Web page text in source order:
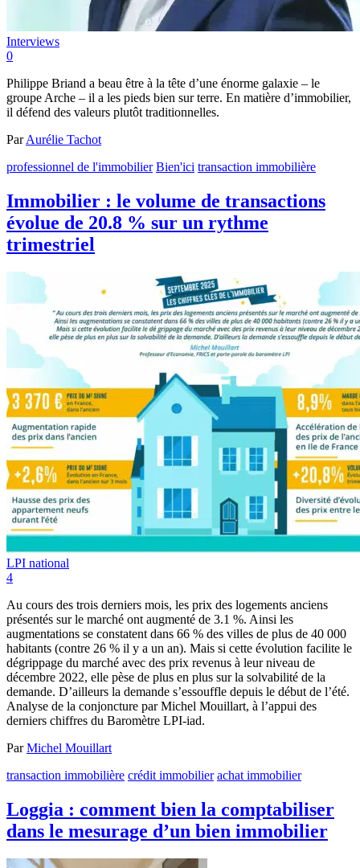
Interviews
0
Philippe Briand a beau être à la tête d’une énorme galaxie – le
groupe Arche – il a les pieds bien sur terre. En matière d’immobilier,
il défend des valeurs plutôt traditionnelles.
ParAurélie Tachot
professionnel de l'immobilier Bien'ici transaction immobilière
Immobilier : le volume de transactions
évolue de 20.8 % sur un rythme
trimestriel
LPI national
4
Au cours des trois derniers mois, les prix des logements anciens
présentés sur le marché ont augmenté de 3.1 %. Ainsi les
augmentations se constatent dans 66 % des villes de plus de 40 000
habitants (contre 26 % il y a un an). Mais si cette évolution facilite le
dégrippage du marché avec des prix revenus à leur niveau de
décembre 2022, elle pèse de plus en plus sur la solvabilité de la
demande. D’ailleurs la demande s’essouffle depuis le début de l’été.
Analyse de la conjoncture par Michel Mouillart, à l’appui des
derniers chiffres du Baromètre LPI-iad.
ParMichel Mouillart
transaction immobilière crédit immobilier achat immobilier
Loggia : comment bien la comptabiliser
dans le mesurage d’un bien immobilier